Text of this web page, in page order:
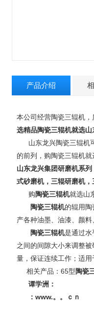
产品介绍
本公司经营陶瓷三辊机
选精品陶瓷三辊机就选
山东龙兴陶瓷三辊机可
的前列，购陶瓷三辊机
山东龙兴集团研磨机系列
式砂磨机，三辊研磨机
购陶瓷三辊机就选山
陶瓷三辊机的辊用陶
产各种油墨、油漆、颜
陶瓷三辊机是通过水
之间的间隙大小来调整
量，保证连续工作；适
相关产品：65型陶瓷
谭学洲：
： www.。。ｃｎ